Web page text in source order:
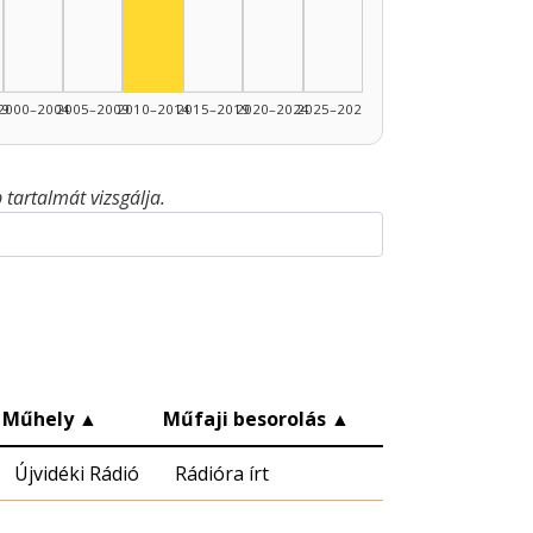
2005–20092010–20142015–20192020–20242025–2026
tartalmát vizsgálja.
Műhely ▲ Műfaji besorolás ▲
Újvidéki Rádió Rádióra írt